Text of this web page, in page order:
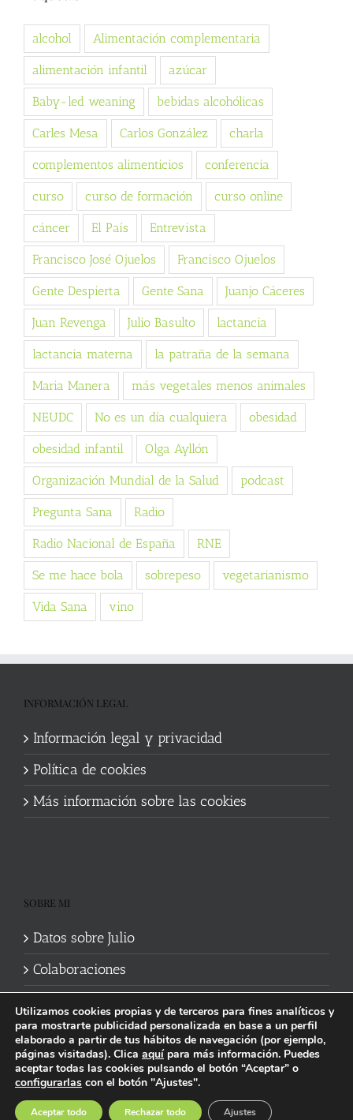
alcohol Alimentación complementaria
alimentación infantil azúcar
Baby-led weaning bebidas alcohólicas
Carles Mesa Carlos González charla
complementos alimenticios conferencia
curso curso de formación curso online
cáncer El País Entrevista
Francisco José Ojuelos Francisco Ojuelos
Gente Despierta Gente Sana Juanjo Cáceres
Juan Revenga Julio Basulto lactancia
lactancia materna la patraña de la semana
Maria Manera más vegetales menos animales
NEUDC No es un día cualquiera obesidad
obesidad infantil Olga Ayllón
Organización Mundial de la Salud podcast
Pregunta Sana Radio
Radio Nacional de España RNE
Se me hace bola sobrepeso vegetarianismo
Vida Sana vino
INFORMACIÓN LEGAL
Información legal y privacidad
Política de cookies
Más información sobre las cookies
SOBRE MI
Datos sobre Julio
Colaboraciones
Política de cookies | Información legal y privacidad
| Web mantenida
porStudi7
Facebook YouTubeInstagramSpotify
BlueskyThreads
Utilizamos cookies propias y de terceros para fines analíticos y
para mostrarte publicidad personalizada en base a un perfil
elaborado a partir de tus hábitos de navegación (por ejemplo,
páginas visitadas). Clica aquípara más información. Puedes
aceptar todas las cookies pulsando el botón “Aceptar” o
configurarlas con el botón "Ajustes".
Aceptar todo Rechazar todo Ajustes